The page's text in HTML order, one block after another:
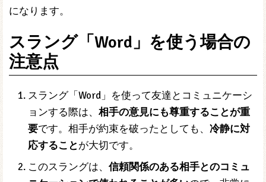
になります。
スラング「Word」を使う場合の
注意点
スラング「Word」を使って友達とコミュニケーシ
ョンする際は、 相手の意見にも尊重することが重
要です。相手が約束を破ったとしても、 冷静に対
応することが大切です。
このスラングは、 信頼関係のある相手とのコミュ